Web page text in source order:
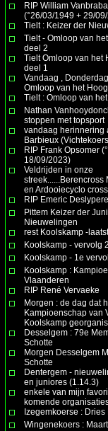
RIP William
(°26/03/1949 + 29/
Tielt : Keizer der
Tielt - Omloop van
deel 2
Tielt Omloop van het
deel 1
Vandaag ,
Omloop van het
Tielt : Omloop van
Nathan
stoppen met topsport
vandaag herinnering
Barbieux
RIP Frank Opsomer
18/09/2023)
Veldrijden in onze
streek......Berencross
en Ardooiecyclo cross
RIP Emeric Deslypere
Pittem Keizer der
Nieuwelingen
rest Koolskamp -
Koolskamp - vervolg 2
Koolskamp - 1e
Koolskamp :
Vlaanderen
RIP René Vervaeke
Morgen : de dag dat
Kampioenschap van
Koolskamp
Desselgem : 79e
Schotte
Morgen Desselgem
Schotte
Dentergem -
en juniores (1.14.3)
enkele van mijn
komende organisaties
Izegemkoerse : Dries
Wingenekoers :